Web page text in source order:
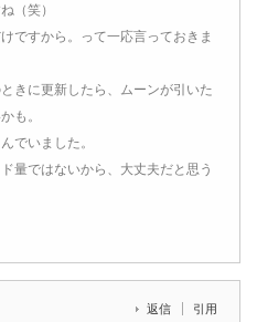
（笑）
ですから。って一応言っておきま
きに更新したら、ムーンが引いた
も。
でいました。
量ではないから、大丈夫だと思う
返信 引用